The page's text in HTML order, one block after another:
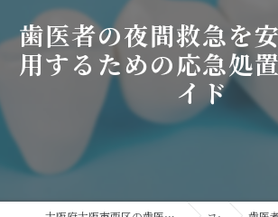
歯医者の夜間救急を
用するための応急処
イド